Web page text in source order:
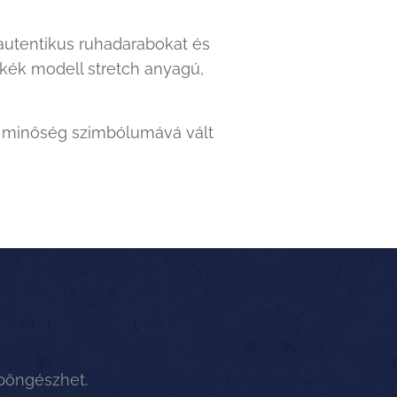
ruhadarabokat és
modell stretch anyagú,
szimbólumává vált